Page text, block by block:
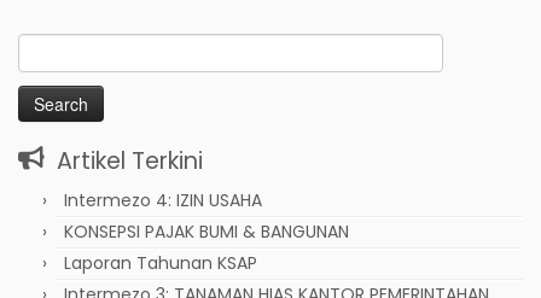
Search
for:
Artikel Terkini
Intermezo 4: IZIN USAHA
KONSEPSI PAJAK BUMI & BANGUNAN
Laporan Tahunan KSAP